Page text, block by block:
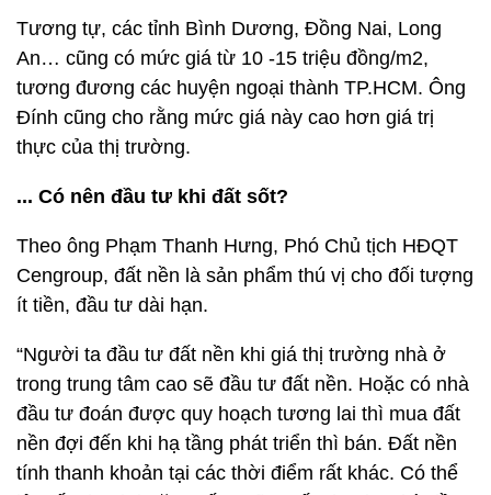
Tương tự, các tỉnh Bình Dương, Đồng Nai, Long
An… cũng có mức giá từ 10 -15 triệu đồng/m2,
tương đương các huyện ngoại thành TP.HCM. Ông
Đính cũng cho rằng mức giá này cao hơn giá trị
thực của thị trường.
... Có nên đầu tư khi đất sốt?
Theo ông Phạm Thanh Hưng, Phó Chủ tịch HĐQT
Cengroup, đất nền là sản phẩm thú vị cho đối tượng
ít tiền, đầu tư dài hạn.
“Người ta đầu tư đất nền khi giá thị trường nhà ở
trong trung tâm cao sẽ đầu tư đất nền. Hoặc có nhà
đầu tư đoán được quy hoạch tương lai thì mua đất
nền đợi đến khi hạ tầng phát triển thì bán. Đất nền
tính thanh khoản tại các thời điểm rất khác. Có thể